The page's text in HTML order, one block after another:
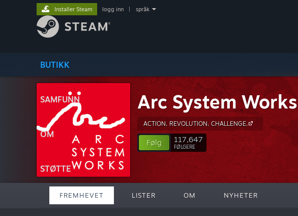
BUTIKK
SAMFUNN
OM
STØTTE
Installer Steam logg inn språk
Arc System Works
ACTION. REVOLUTION. CHALLENGE.
Følg 117,647
FØLGERE
FREMHEVET LISTER OM NYHETER